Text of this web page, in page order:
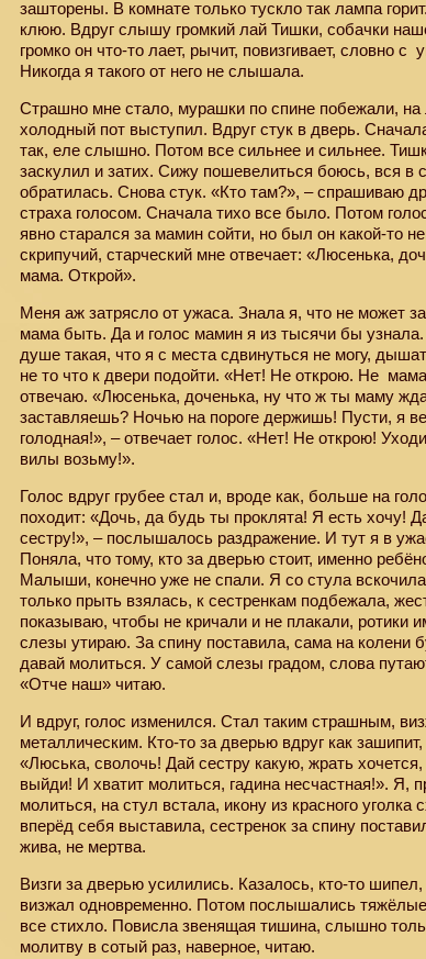
зашторены. В комнате только тускло так лампа
клюю. Вдруг слышу громкий лай Тишки, собачки
громко он что-то лает, рычит, повизгивает, словно с
Никогда я такого от него не слышала.
Страшно мне стало, мурашки по спине побежали, на
холодный пот выступил. Вдруг стук в дверь.
так, еле слышно. Потом все сильнее и сильнее.
заскулил и затих. Сижу пошевелиться боюсь, вся в
обратилась. Снова стук. «Кто там?», – спрашиваю
страха голосом. Сначала тихо все было. Потом
явно старался за мамин сойти, но был он какой-то
скрипучий, старческий мне отвечает: «Люсенька,
мама. Открой».
Меня аж затрясло от ужаса. Знала я, что не может
мама быть. Да и голос мамин я из тысячи бы узнала.
душе такая, что я с места сдвинуться не могу,
не то что к двери подойти. «Нет! Не открою. Не
отвечаю. «Люсенька, доченька, ну что ж ты маму
заставляешь? Ночью на пороге держишь! Пусти, я
голодная!», – отвечает голос. «Нет! Не открою!
вилы возьму!».
Голос вдруг грубее стал и, вроде как, больше на
походит: «Дочь, да будь ты проклята! Я есть хочу!
сестру!», – послышалось раздражение. И тут я в
Поняла, что тому, кто за дверью стоит, именно
Малыши, конечно уже не спали. Я со стула
только прыть взялась, к сестренкам подбежала,
показываю, чтобы не кричали и не плакали, ротики
слезы утираю. За спину поставила, сама на колени
давай молиться. У самой слезы градом, слова
«Отче наш» читаю.
И вдруг, голос изменился. Стал таким страшным,
металлическим. Кто-то за дверью вдруг как
«Люська, сволочь! Дай сестру какую, жрать
выйди! И хватит молиться, гадина несчастная!». Я,
молиться, на стул встала, икону из красного уголка
вперёд себя выставила, сестренок за спину
жива, не мертва.
Визги за дверью усилились. Казалось, кто-то
визжал одновременно. Потом послышались
все стихло. Повисла звенящая тишина, слышно
молитву в сотый раз, наверное, читаю.